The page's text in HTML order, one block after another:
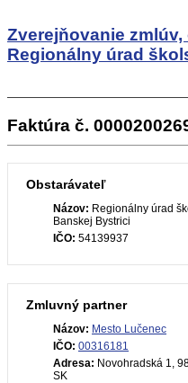
Zverejňovanie
Regionálny úrad
Faktúra č.
Obstarávateľ
Názov: Regionálny úrad
Banskej Bystrici
IČO: 54139937
Zmluvný partner
Názov: Mesto Lučenec
IČO: 00316181
Adresa: Novohradská 1,
SK